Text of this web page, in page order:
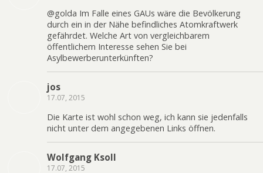
@golda Im Falle eines GAUs wäre die Bevölkerung
durch ein in der Nähe befindliches Atomkraftwerk
gefährdet. Welche Art von vergleichbarem
öffentlichem Interesse sehen Sie bei
Asylbewerberunterkünften?
jos
17.07, 2015
Die Karte ist wohl schon weg, ich kann sie jedenfalls
nicht unter dem angegebenen Links öffnen.
Wolfgang Ksoll
17.07, 2015